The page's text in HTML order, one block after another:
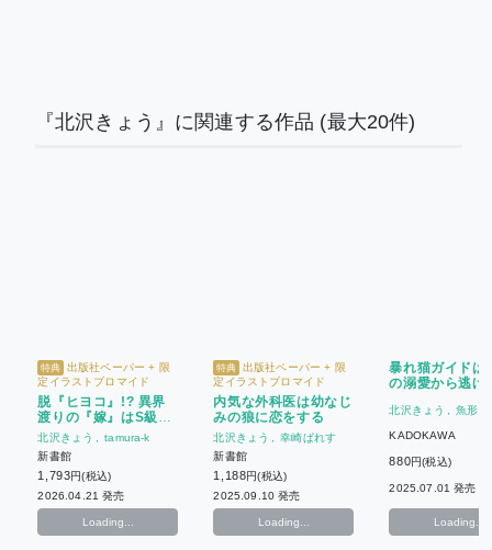
『北沢きょう』に関連する作品 (最大20件)
特典 出版社ペーパー + 限
定イラストブロマイド
脱『ヒヨコ』!? 異界
渡りの『嫁』はS級冒
険者の『旦那』と旅に
出る
北沢きょう
tamura-k
新書館
1,793円(税込)
2026.04.21 発売
Loading...
特典 出版社ペーパー + 限
定イラストブロマイド
内気な外科医は幼なじ
みの狼に恋をする
北沢きょう
幸崎ぱれす
新書館
1,188円(税込)
2025.09.10 発売
Loading...
暴れ猫ガイドは
の溺愛から逃げ
北沢きょう 魚形青
KADOKAWA
880円(税込)
2025.07.01 発売
Loading...